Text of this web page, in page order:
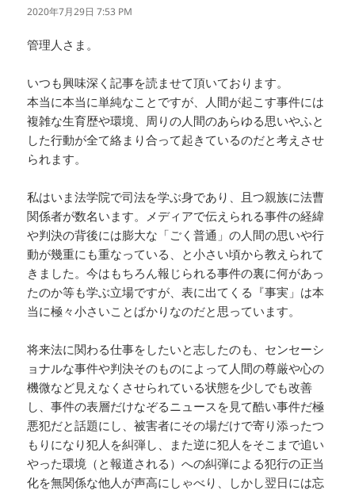
り:
2020年7月29日 7:53 PM
管理人さま。
いつも興味深く記事を読ませて頂いております。
本当に本当に単純なことですが、人間が起こす事件には
複雑な生育歴や環境、周りの人間のあらゆる思いやふと
した行動が全て絡まり合って起きているのだと考えさせ
られます。
私はいま法学院で司法を学ぶ身であり、且つ親族に法曹
関係者が数名います。メディアで伝えられる事件の経緯
や判決の背後には膨大な「ごく普通」の人間の思いや行
動が幾重にも重なっている、と小さい頃から教えられて
きました。今はもちろん報じられる事件の裏に何があっ
たのか等も学ぶ立場ですが、表に出てくる『事実」は本
当に極々小さいことばかりなのだと思っています。
将来法に関わる仕事をしたいと志したのも、センセーシ
ョナルな事件や判決そのものによって人間の尊厳や心の
機微など見えなくさせられている状態を少しでも改善
し、事件の表層だけなぞるニュースを見て酷い事件だ極
悪犯だと話題にし、被害者にその場だけで寄り添ったつ
もりになり犯人を糾弾し、また逆に犯人をそこまで追い
やった環境（と報道される）への糾弾による犯行の正当
化を無関係な他人が声高にしゃべり、しかし翌日には忘